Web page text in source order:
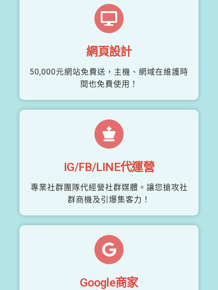
網頁設計
50,000元網站免費送，主機、網域在維護時
間也免費使用！
IG/FB/LINE代運營
專業社群團隊代經營社群媒體。讓您搶攻社
群商機及引爆集客力！
Google商家